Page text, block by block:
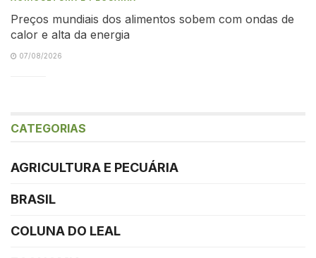
Preços mundiais dos alimentos sobem com ondas de
calor e alta da energia
07/08/2026
CATEGORIAS
AGRICULTURA E PECUÁRIA
BRASIL
COLUNA DO LEAL